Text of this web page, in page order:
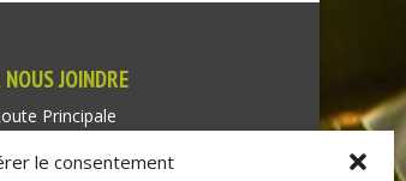
le consentement
JOINDRE
Principale
J0P 1P1